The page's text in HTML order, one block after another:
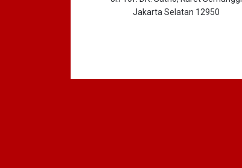
Jakarta Selatan 12950